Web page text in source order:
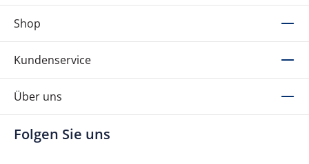
Shop
Kundenservice
Über uns
Folgen Sie uns